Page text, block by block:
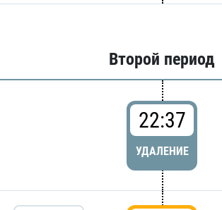
Второй период
22:37
УДАЛЕНИЕ